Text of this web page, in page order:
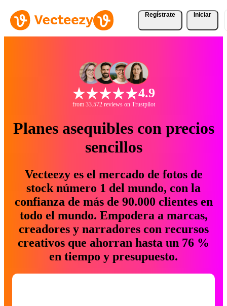
Regístrate Iniciar
4.9
from 33.572 reviews on Trustpilot
Planes asequibles con precios
sencillos
Vecteezy es el mercado de fotos de
stock número 1 del mundo, con la
confianza de más de 90.000 clientes en
todo el mundo. Empodera a marcas,
creadores y narradores con recursos
creativos que ahorran hasta un 76 %
en tiempo y presupuesto.